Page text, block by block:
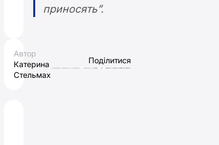
приносять”.
Автор
Катерина
Стельмах
Поділитися